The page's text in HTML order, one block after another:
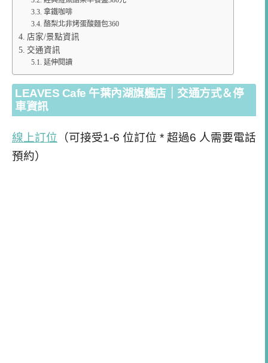
拿鐵咖啡
酪梨北非烤蛋酸麵包360
店家/景點資訊
交通資訊
延伸閱讀
LEAVES Cafe 午葉內湖旗艦店｜交通方式＆停
車資訊
線上訂位 （可接受1-6 位訂位 * 超過6 人需要電話
預約）